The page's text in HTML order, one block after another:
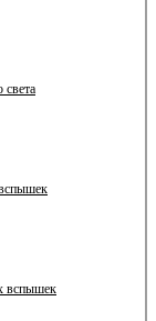
света
вспышек